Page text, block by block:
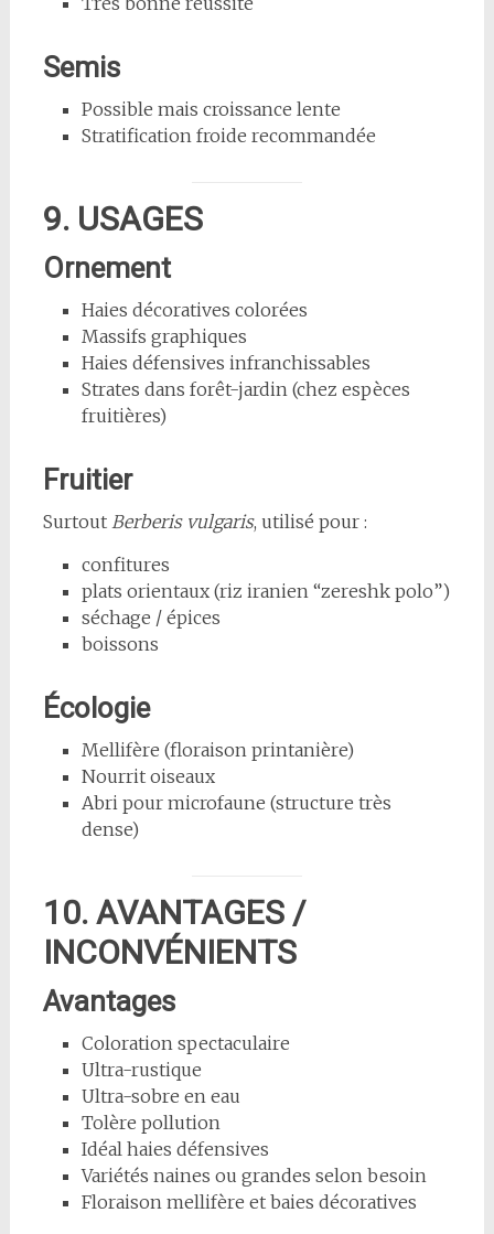
Semis
Possible mais croissance lente
Stratification froide recommandée
9. USAGES
Ornement
Haies décoratives colorées
Massifs graphiques
Haies défensives infranchissables
Strates dans forêt-jardin (chez espèces
fruitières)
Fruitier
Surtout Berberis vulgaris, utilisé pour :
confitures
plats orientaux (riz iranien “zereshk polo”)
séchage / épices
boissons
Écologie
Mellifère (floraison printanière)
Nourrit oiseaux
Abri pour microfaune (structure très
dense)
10. AVANTAGES /
INCONVÉNIENTS
Avantages
Coloration spectaculaire
Ultra-rustique
Ultra-sobre en eau
Tolère pollution
Idéal haies défensives
Variétés naines ou grandes selon besoin
Floraison mellifère et baies décoratives